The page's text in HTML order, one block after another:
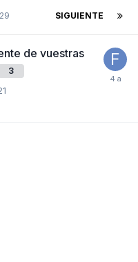
SIGUIENTE
de vuestras
3